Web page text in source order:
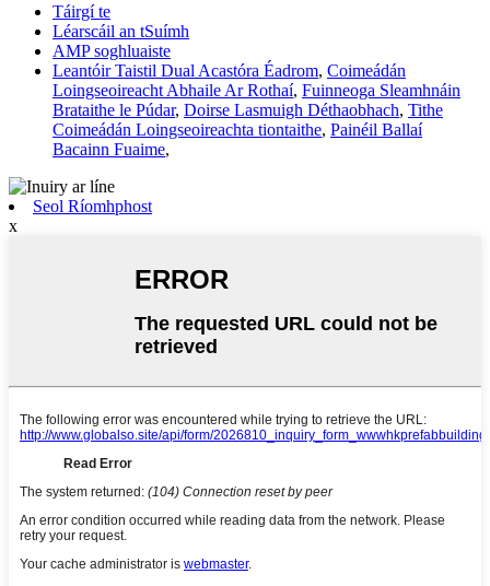
Táirgí te
Léarscáil an tSuímh
AMP soghluaiste
Leantóir Taistil Dual Acastóra Éadrom, Coimeádán
Loingseoireacht Abhaile Ar Rothaí, Fuinneoga Sleamhnáin
Brataithe le Púdar, Doirse Lasmuigh Déthaobhach, Tithe
Coimeádán Loingseoireachta tiontaithe, Painéil Ballaí
Bacainn Fuaime,
Seol Ríomhphost
x